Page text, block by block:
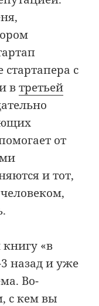
с
втретьей
от
и тот,
«в
назад и уже
Во-
с кем вы